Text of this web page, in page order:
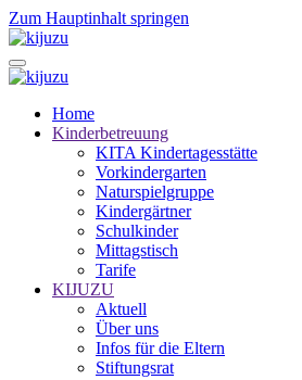
Zum Hauptinhalt springen
Home
Kinderbetreuung
KITA Kindertagesstätte
Vorkindergarten
Naturspielgruppe
Kindergärtner
Schulkinder
Mittagstisch
Tarife
KIJUZU
Aktuell
Über uns
Infos für die Eltern
Stiftungsrat